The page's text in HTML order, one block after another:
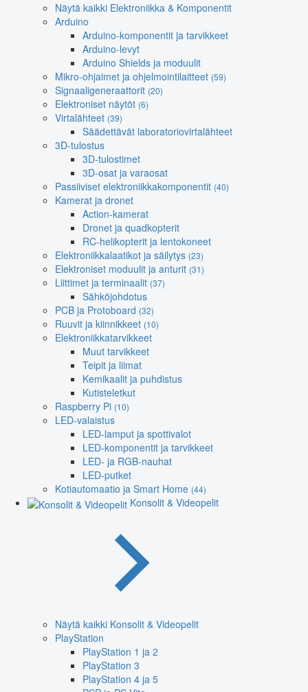
Näytä kaikki Elektroniikka & Komponentit
Arduino
Arduino-komponentit ja tarvikkeet
Arduino-levyt
Arduino Shields ja moduulit
Mikro-ohjaimet ja ohjelmointilaitteet (59)
Signaaligeneraattorit (20)
Elektroniset näytöt (6)
Virtalähteet (39)
Säädettävät laboratoriovirtalähteet
3D-tulostus
3D-tulostimet
3D-osat ja varaosat
Passiiviset elektroniikkakomponentit (40)
Kamerat ja dronet
Action-kamerat
Dronet ja quadkopterit
RC-helikopterit ja lentokoneet
Elektroniikkalaatikot ja säilytys (23)
Elektroniset moduulit ja anturit (31)
Liittimet ja terminaalit (37)
Sähköjohdotus
PCB ja Protoboard (32)
Ruuvit ja kiinnikkeet (10)
Elektroniikkatarvikkeet
Muut tarvikkeet
Teipit ja liimat
Kemikaalit ja puhdistus
Kutisteletkut
Raspberry Pi (10)
LED-valaistus
LED-lamput ja spottivalot
LED-komponentit ja tarvikkeet
LED- ja RGB-nauhat
LED-putket
Kotiautomaatio ja Smart Home (44)
Konsolit & Videopelit
Näytä kaikki Konsolit & Videopelit
PlayStation
PlayStation 1 ja 2
PlayStation 3
PlayStation 4 ja 5